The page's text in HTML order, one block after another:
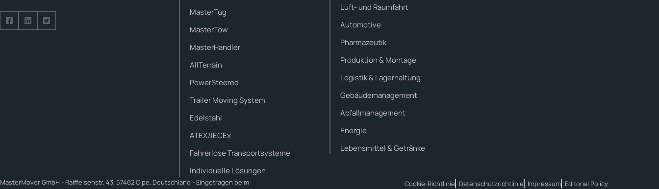
Follow us on Facebook
Follow us on Facebook
Follow us on Facebook
MasterTug
MasterTow
MasterHandler
AllTerrain
PowerSteered
Trailer Moving System
Edelstahl
ATEX/IECEx
Fahrerlose Transportsysteme
Individuelle Lösungen
Luft- und Raumfahrt
Automotive
Pharmazeutik
Produktion & Montage
Logistik & Lagerhaltung
Gebäudemanagement
Abfallmanagement
Energie
Lebensmittel & Getränke
MasterMover GmbH - Raiffeisenstr. 43, 57462 Olpe, Deutschland - Eingetragen beim
Cookie-Richtlinie Datenschutzrichtlinie Impressum Editorial Policy